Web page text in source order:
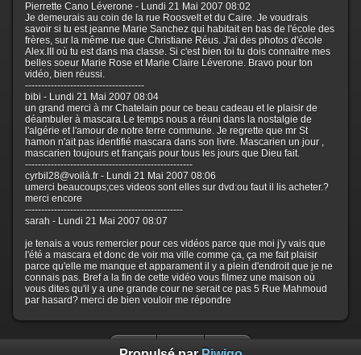
Pierrette Cano Léverone - Lundi 21 Mai 2007 08:02
Je demeurais au coin de la rue Roosvelt et du Caire. Je voudrais
savoir si tu est jeanne Marie Sanchez qui habitait en bas de l'école des
frères, sur la même rue que Christiane Réus. J'ai des photos d'école
Alex.III où tu est dans ma classe. Si c'est bien toi tu dois connaitre mes
belles soeur Marie Rose et Marie Claire Léverone. Bravo pour ton
vidéo, bien réussi.
-------------------------------------
bibi - Lundi 21 Mai 2007 08:04
un grand merci à mr Chatelain pour ce beau cadeau et le plaisir de
déambuler à mascara.Le temps nous a réuni dans la nostalgie de
l'algérie et l'amour de notre terre commune. Je regrette que mr St
hamon n'ait pas identifié mascara dans son livre. Mascarien un jour ,
mascarien toujours et français pour tous les jours que Dieu fait.
----------------------------------------------------
cyrbil28@voilà.fr - Lundi 21 Mai 2007 08:06
umerci beaucoups;ces videos sont elles sur dvd:ou faut il lis acheter.?
merci encore
-------------------------------------------------
sarah - Lundi 21 Mai 2007 08:07
je tenais a vous remercier pour ces vidéos parce que moi j'y vais que
l'été a mascara et donc de voir ma ville comme ça, ça me fait plaisir
parce qu'elle me manque et apparament il y a plein d'endroit que je ne
connais pas. Bref a la fin de cette vidéo vous filmez une maison où
vous dites qu'il y a une grande cour ne serait ce pas 5 Rue Mahmoud
par hasard? merci de bien vouloir me répondre